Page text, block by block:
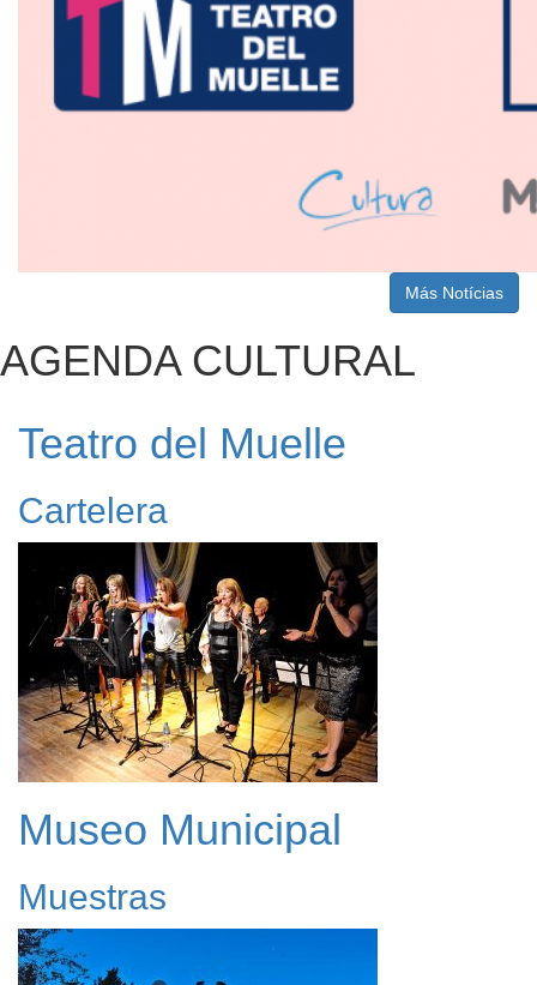
Más Notícias
AGENDA CULTURAL
Teatro del Muelle
Cartelera
Museo Municipal
Muestras